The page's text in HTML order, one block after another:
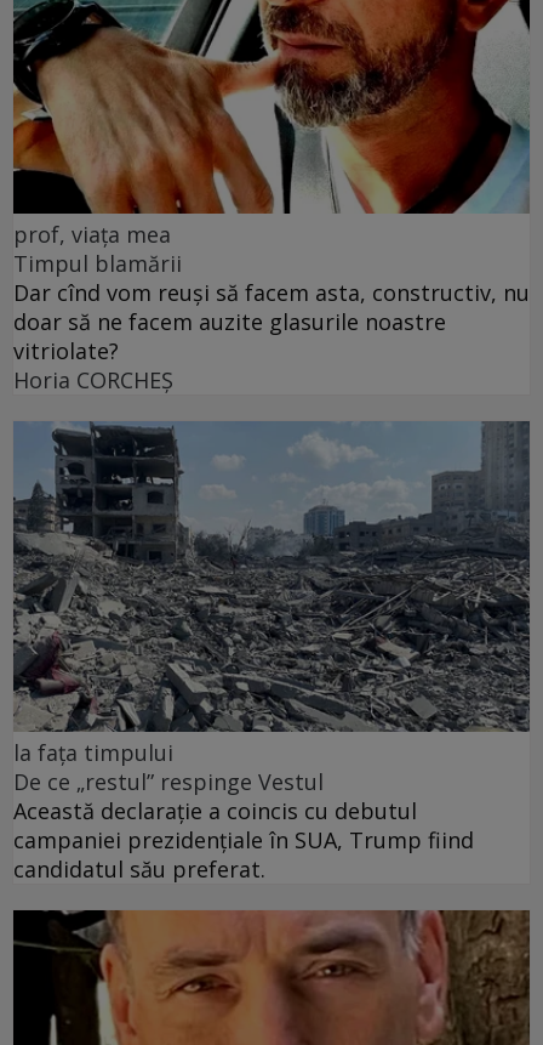
prof, viața mea
Timpul blamării
Dar cînd vom reuși să facem asta, constructiv, nu
doar să ne facem auzite glasurile noastre
vitriolate?
Horia CORCHEŞ
la fața timpului
De ce „restul” respinge Vestul
Această declarație a coincis cu debutul
campaniei prezidențiale în SUA, Trump fiind
candidatul său preferat.